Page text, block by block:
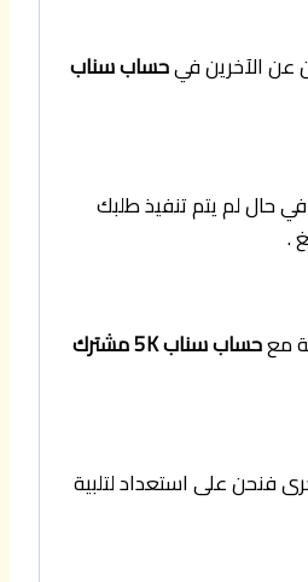
عن الآخرين فيحساب سناب
حال لم يتم تنفيذ طلبك
.
مع
حساب سناب 5K مشترك
فنحن على استعداد لتلبية